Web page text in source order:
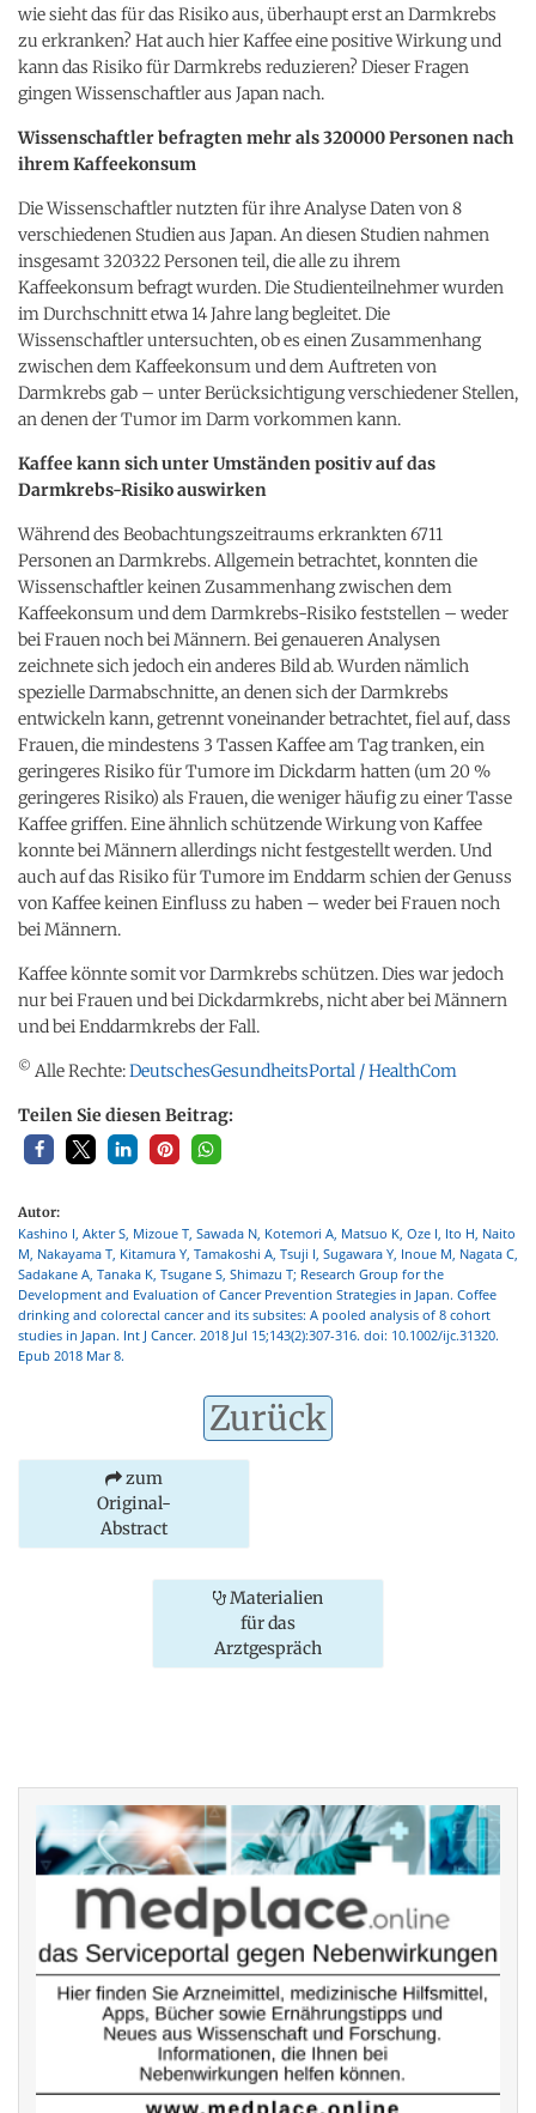
wie sieht das für das Risiko aus, überhaupt erst an Darmkrebs
zu erkranken? Hat auch hier Kaffee eine positive Wirkung und
kann das Risiko für Darmkrebs reduzieren? Dieser Fragen
gingen Wissenschaftler aus Japan nach.
Wissenschaftler befragten mehr als 320000 Personen nach
ihrem Kaffeekonsum
Die Wissenschaftler nutzten für ihre Analyse Daten von 8
verschiedenen Studien aus Japan. An diesen Studien nahmen
insgesamt 320322 Personen teil, die alle zu ihrem
Kaffeekonsum befragt wurden. Die Studienteilnehmer wurden
im Durchschnitt etwa 14 Jahre lang begleitet. Die
Wissenschaftler untersuchten, ob es einen Zusammenhang
zwischen dem Kaffeekonsum und dem Auftreten von
Darmkrebs gab – unter Berücksichtigung verschiedener Stellen,
an denen der Tumor im Darm vorkommen kann.
Kaffee kann sich unter Umständen positiv auf das
Darmkrebs-Risiko auswirken
Während des Beobachtungszeitraums erkrankten 6711
Personen an Darmkrebs. Allgemein betrachtet, konnten die
Wissenschaftler keinen Zusammenhang zwischen dem
Kaffeekonsum und dem Darmkrebs-Risiko feststellen – weder
bei Frauen noch bei Männern. Bei genaueren Analysen
zeichnete sich jedoch ein anderes Bild ab. Wurden nämlich
spezielle Darmabschnitte, an denen sich der Darmkrebs
entwickeln kann, getrennt voneinander betrachtet, fiel auf, dass
Frauen, die mindestens 3 Tassen Kaffee am Tag tranken, ein
geringeres Risiko für Tumore im Dickdarm hatten (um 20 %
geringeres Risiko) als Frauen, die weniger häufig zu einer Tasse
Kaffee griffen. Eine ähnlich schützende Wirkung von Kaffee
konnte bei Männern allerdings nicht festgestellt werden. Und
auch auf das Risiko für Tumore im Enddarm schien der Genuss
von Kaffee keinen Einfluss zu haben – weder bei Frauen noch
bei Männern.
Kaffee könnte somit vor Darmkrebs schützen. Dies war jedoch
nur bei Frauen und bei Dickdarmkrebs, nicht aber bei Männern
und bei Enddarmkrebs der Fall.
© Alle Rechte:DeutschesGesundheitsPortal / HealthCom
Teilen Sie diesen Beitrag:
Autor:
Kashino I, Akter S, Mizoue T, Sawada N, Kotemori A, Matsuo K, Oze I, Ito H, Naito
M, Nakayama T, Kitamura Y, Tamakoshi A, Tsuji I, Sugawara Y, Inoue M, Nagata C,
Sadakane A, Tanaka K, Tsugane S, Shimazu T; Research Group for the
Development and Evaluation of Cancer Prevention Strategies in Japan. Coffee
drinking and colorectal cancer and its subsites: A pooled analysis of 8 cohort
studies in Japan. Int J Cancer. 2018 Jul 15;143(2):307-316. doi: 10.1002/ijc.31320.
Epub 2018 Mar 8.
Zurück
zum
Original-
Abstract
Materialien
für das
Arztgespräch